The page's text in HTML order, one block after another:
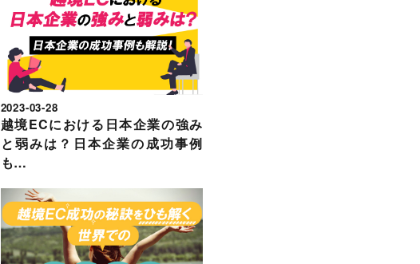
2023-03-28
越境ECにおける日本企業の強み
と弱みは？日本企業の成功事例
も…